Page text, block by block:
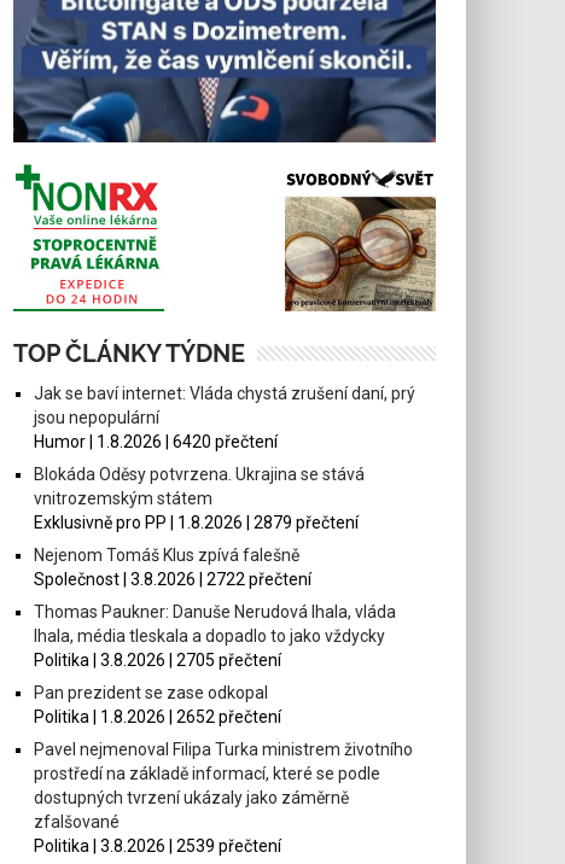
TOP ČLÁNKY TÝDNE
Jak se baví internet: Vláda chystá zrušení daní, prý
jsou nepopulární
Humor | 1.8.2026 | 6420 přečtení
Blokáda Oděsy potvrzena. Ukrajina se stává
vnitrozemským státem
Exklusivně pro PP | 1.8.2026 | 2879 přečtení
Nejenom Tomáš Klus zpívá falešně
Společnost | 3.8.2026 | 2722 přečtení
Thomas Paukner: Danuše Nerudová lhala, vláda
lhala, média tleskala a dopadlo to jako vždycky
Politika | 3.8.2026 | 2705 přečtení
Pan prezident se zase odkopal
Politika | 1.8.2026 | 2652 přečtení
Pavel nejmenoval Filipa Turka ministrem životního
prostředí na základě informací, které se podle
dostupných tvrzení ukázaly jako záměrně
zfalšované
Politika | 3.8.2026 | 2539 přečtení